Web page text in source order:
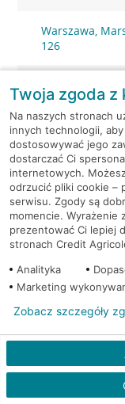
Warszawa,
126
Warszawa,
85
Warszawa,
85
Warszawa,
85
Warszawa,
75C
Warszawa,
75C
Twoja zgoda z
Na naszych stronach
innych technologii,
dostosowywać jego
dostarczać Ci
internetowych.
odrzucić pliki cookie –
serwisu. Zgody są
momencie. Wyrażenie
prezentować Ci lepiej
stronach Credit
Analityka
Marketing
Zobacz szczegóły